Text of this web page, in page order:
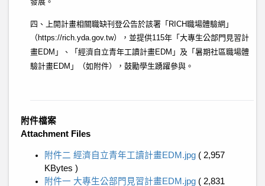
四、上開計畫相關職缺刊登公告於該署「RICH職場體驗網」
（https://rich.yda.gov.tw），並提供115年「大專生公部門見習計
畫EDM」、「經濟自立青年工讀計畫EDM」及「暑期社區職場體
驗計畫EDM」（如附件），鼓勵學生踴躍參與。
附件檔案
Attachment Files
附件二 經濟自立青年工讀計畫EDM.jpg ( 2,957
KBytes )
附件一 大專生公部門見習計畫EDM.jpg ( 2,831